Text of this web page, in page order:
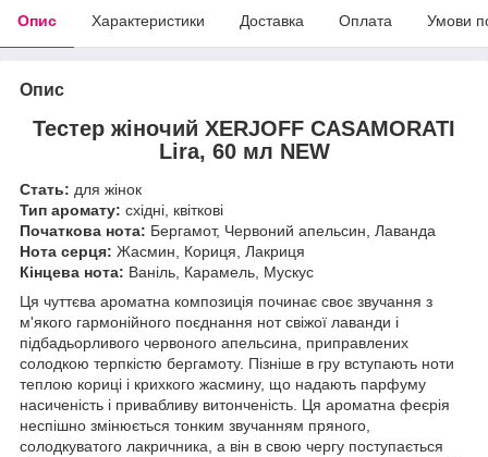
Опис Характеристики Доставка Оплата Умови
Опис
Тестер жіночий XERJOFF CASAMORATI
Lira, 60 мл NEW
Стать: для жінок
Тип аромату: східні, квіткові
Початкова нота: Бергамот, Червоний апельсин, Лаванда
Нота серця: Жасмин, Кориця, Лакриця
Кінцева нота: Ваніль, Карамель, Мускус
Ця чуттєва ароматна композиція починає своє звучання з
м'якого гармонійного поєднання нот свіжої лаванди і
підбадьорливого червоного апельсина, приправлених
солодкою терпкістю бергамоту. Пізніше в гру вступають ноти
теплою кориці і крихкого жасмину, що надають парфуму
насиченість і привабливу витонченість. Ця ароматна феєрія
неспішно змінюється тонким звучанням пряного,
солодкуватого лакричника, а він в свою чергу поступається